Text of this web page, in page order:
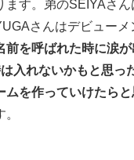
ます。弟のSEIYAさん
さんはデビューメ
前を呼ばれた時に涙
入れないかもと思っ
を作っていけたらと